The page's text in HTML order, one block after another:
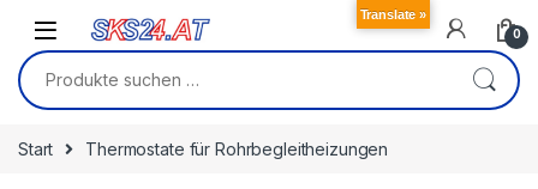
0
Suchen nach:
Start Thermostate für Rohrbegleitheizungen
Translate »